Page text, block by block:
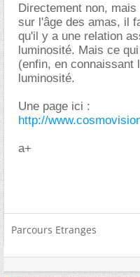
Directement non,
sur l'âge des amas, il
qu'il y a une relation
luminosité. Mais ce
(enfin, en connaissant
luminosité.
Une page ici :
http://
a+
Parcours Etranges